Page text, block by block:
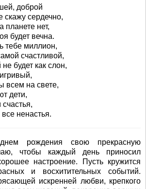
доброй
скажу сердечно,
планете нет,
будет вечна.
тебе миллион,
счастливой,
будет как слон,
всем на свете,
дети,
ненастья.
рождения свою прекрасную
чтобы каждый день приносил
настроение. Пусть кружится
и восхитительных событий.
искренней любви, крепкого